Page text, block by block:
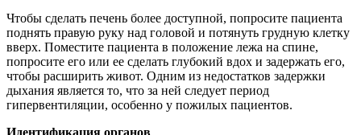
Чтобы сделать печень более доступной, попросите пациента
поднять правую руку над головой и потянуть грудную клетку
вверх. Поместите пациента в положение лежа на спине,
попросите его или ее сделать глубокий вдох и задержать его,
чтобы расширить живот. Одним из недостатков задержки
дыхания является то, что за ней следует период
гипервентиляции, особенно у пожилых пациентов.
Идентификация органов